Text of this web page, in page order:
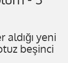
yeni
beşinci